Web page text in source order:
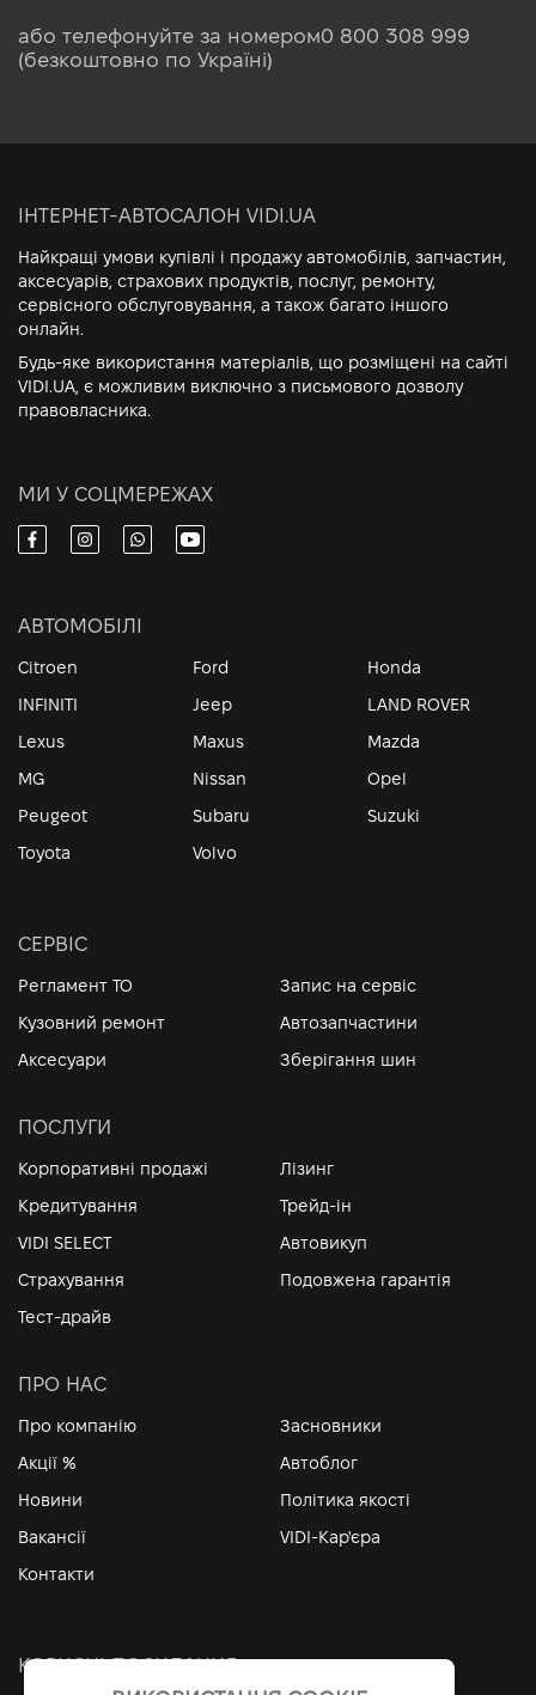
або телефонуйте за номером0 800 308 999
(безкоштовно по Україні)
ІНТЕРНЕТ-АВТОСАЛОН VIDI.UA
Найкращі умови купівлі і продажу автомобілів, запчастин,
аксесуарів, страхових продуктів, послуг, ремонту,
сервісного обслуговування, а також багато іншого
онлайн.
Будь-яке використання матеріалів, що розміщені на сайті
VIDI.UA, є можливим виключно з письмового дозволу
правовласника.
МИ У СОЦМЕРЕЖАХ
АВТОМОБІЛІ
Citroen Ford
Honda
INFINITI
Jeep
LAND ROVER
Lexus
Maxus
Mazda
MG
Nissan
Opel
Peugeot
Subaru
Suzuki
Toyota
Volvo
СЕРВІС
Регламент ТО
Запис на сервіс
Кузовний ремонт
Автозапчастини
Аксесуари
Зберігання шин
ПОСЛУГИ
Корпоративні продажі
Лізинг
Кредитування
Трейд-ін
VIDI SELECT
Автовикуп
Страхування
Подовжена гарантія
Тест-драйв
ПРО НАС
Про компанію
Засновники
Акції %
Автоблог
Новини
Політика якості
Вакансії
VIDI-Кар'єра
Контакти
КОРИСНІ ПОСИЛАННЯ